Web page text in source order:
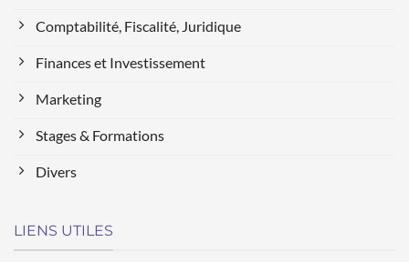
Comptabilité, Fiscalité, Juridique
Finances et Investissement
Marketing
Stages & Formations
Divers
LIENS UTILES